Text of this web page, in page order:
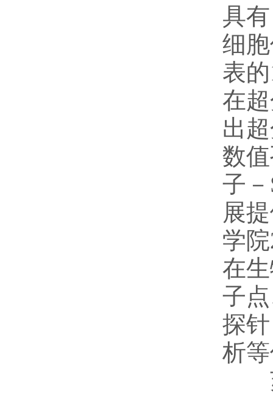
具
细
表
在
出
数
子
展
学
在
子
探
析
苏